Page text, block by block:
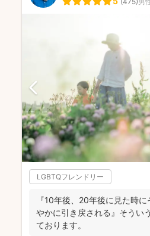
LGBTQフレンドリー
『10年後、20年後に見た時
やかに引き戻される』そうい
ております。